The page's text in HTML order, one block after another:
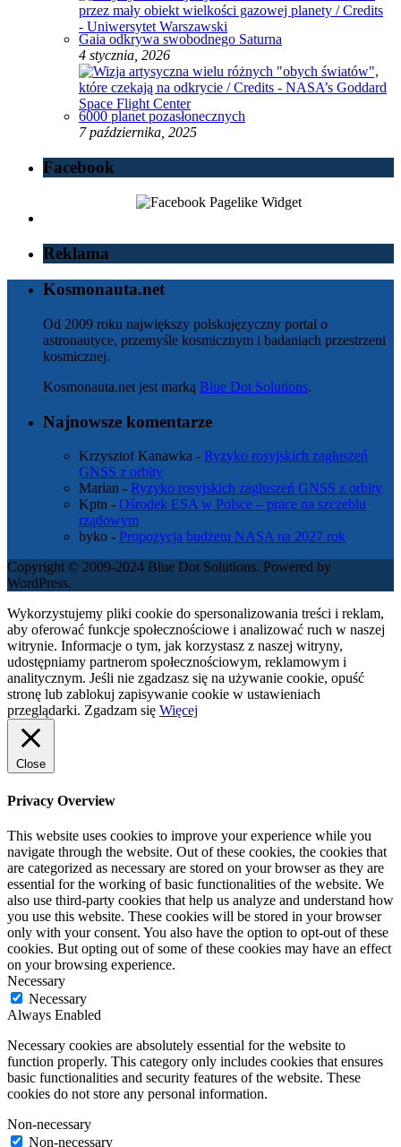
Gaia odkrywa swobodnego Saturna
4 stycznia, 2026
6000 planet pozasłonecznych
7 października, 2025
Facebook
Reklama
Kosmonauta.net
Od 2009 roku największy polskojęzyczny portal o
astronautyce, przemyśle kosmicznym i badaniach przestrzeni
kosmicznej.
Kosmonauta.net jest marką Blue Dot Solutions.
Najnowsze komentarze
Krzysztof Kanawka - Ryzyko rosyjskich zagłuszeń
GNSS z orbity
Marian - Ryzyko rosyjskich zagłuszeń GNSS z orbity
Kptn - Ośrodek ESA w Polsce – prace na szczeblu
rządowym
byko - Propozycja budżetu NASA na 2027 rok
Copyright © 2009-2024 Blue Dot Solutions. Powered by
WordPress.
Wykorzystujemy pliki cookie do spersonalizowania treści i reklam,
aby oferować funkcje społecznościowe i analizować ruch w naszej
witrynie. Informacje o tym, jak korzystasz z naszej witryny,
udostępniamy partnerom społecznościowym, reklamowym i
analitycznym. Jeśli nie zgadzasz się na używanie cookie, opuść
stronę lub zablokuj zapisywanie cookie w ustawieniach
przeglądarki. Zgadzam się Więcej
Close
Privacy Overview
This website uses cookies to improve your experience while you
navigate through the website. Out of these cookies, the cookies that
are categorized as necessary are stored on your browser as they are
essential for the working of basic functionalities of the website. We
also use third-party cookies that help us analyze and understand how
you use this website. These cookies will be stored in your browser
only with your consent. You also have the option to opt-out of these
cookies. But opting out of some of these cookies may have an effect
on your browsing experience.
Necessary
Necessary
Always Enabled
Necessary cookies are absolutely essential for the website to
function properly. This category only includes cookies that ensures
basic functionalities and security features of the website. These
cookies do not store any personal information.
Non-necessary
Non-necessary